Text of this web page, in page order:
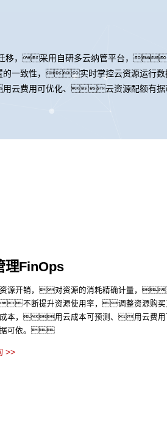
移，采用自研多云纳管平台，
一致性，实时掌控云资源运行
云费用可优化、云资源配额有
理FinOps
资源开销，对资源的消耗精确计量，
不断提升资源使用率，调整资源
成本，用云成本可预测、用云费
据可依。
>>